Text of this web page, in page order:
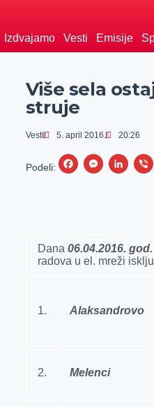
Izdvajamo Vesti Emisije
Više sela
struje
Vesti 5. april 2016. 20:26
Podeli:
F
b
o
M
e
n
L
d
Dana 06.04.2016. god.
radova u el. mreži
1. Alaksandrovo
2. Melenci